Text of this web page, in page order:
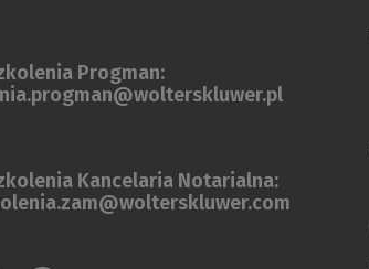
Progman:
Kancelaria Notarialna: